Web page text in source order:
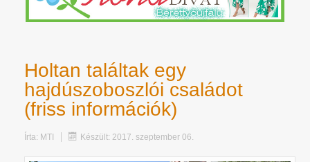
Holtan találtak egy
hajdúszoboszlói családot
(friss információk)
Írta: MTI Készült: 2017. szeptember 06.